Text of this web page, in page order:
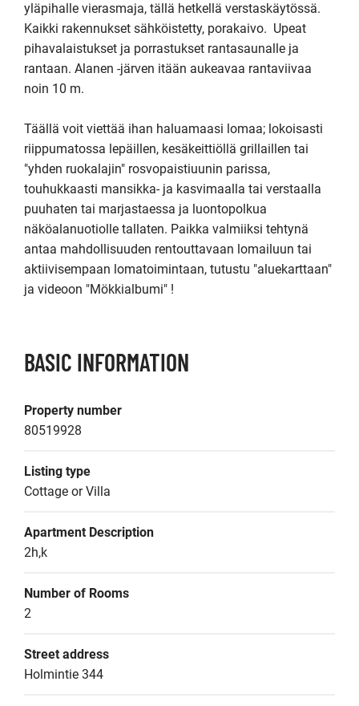
yläpihalle vierasmaja, tällä hetkellä verstaskäytössä.
Kaikki rakennukset sähköistetty, porakaivo.  Upeat
pihavalaistukset ja porrastukset rantasaunalle ja
rantaan. Alanen -järven itään aukeavaa rantaviivaa
noin 10 m.
Täällä voit viettää ihan haluamaasi lomaa; lokoisasti
riippumatossa lepäillen, kesäkeittiöllä grillaillen tai
"yhden ruokalajin" rosvopaistiuunin parissa,
touhukkaasti mansikka- ja kasvimaalla tai verstaalla
puuhaten tai marjastaessa ja luontopolkua
näköalanuotiolle tallaten. Paikka valmiiksi tehtynä
antaa mahdollisuuden rentouttavaan lomailuun tai
aktiivisempaan lomatoimintaan, tutustu "aluekarttaan"
BASIC INFORMATION
Property number
80519928
Listing type
Cottage or Villa
Apartment Description
2h,k
Number of Rooms
2
Street address
Holmintie 344